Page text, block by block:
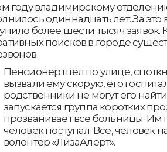
году владимирскому
одиннадцать лет. За
более шести тысяч заявок.
поисков в городе
Пенсионер шёл по улице,
вызвали ему скорую, его
родственники не могут его
запускается группа коротких
прозванивает все больницы. Им
человек поступал. Всё, человек
волонтёр «ЛизаАлерт».